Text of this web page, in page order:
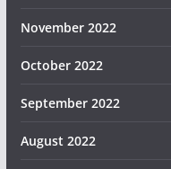
November 2022
October 2022
September 2022
August 2022